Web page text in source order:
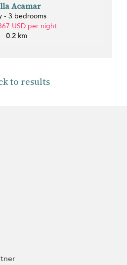
Acamar
- 3 bedrooms
USD per night
0.2 km
to results